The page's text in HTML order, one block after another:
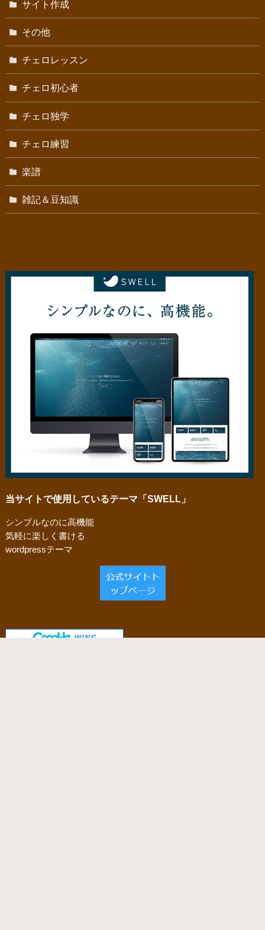
サイト作成
その他
チェロレッスン
チェロ初心者
チェロ独学
チェロ練習
楽譜
雑記＆豆知識
当サイトで使用しているテーマ「SWELL」
シンプルなのに高機能
気軽に楽しく書ける
wordpressテーマ